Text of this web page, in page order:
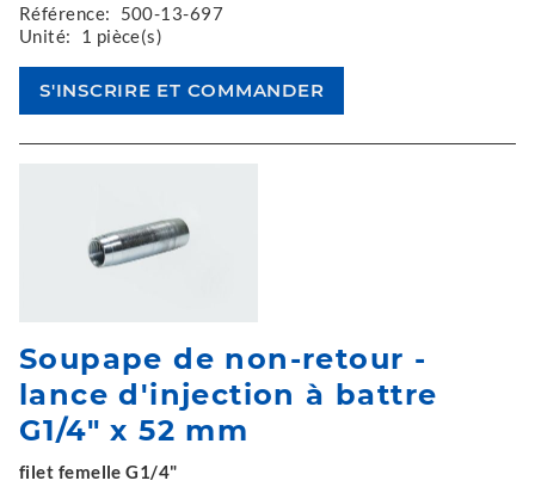
Référence:
500-13-697
Unité:
1 pièce(s)
Soupape de non-retour -
lance d'injection à battre
G1/4" x 52 mm
filet femelle G1/4"